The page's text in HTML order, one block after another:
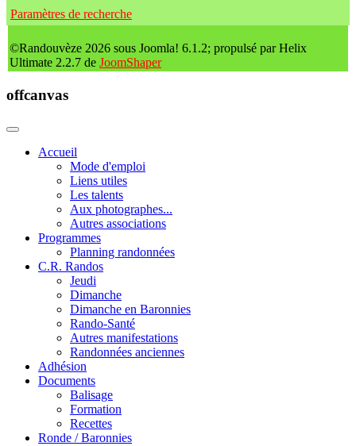
Paramètres de recherche
©Randouvèze 2026 sous Joomla! 6.1.2; propulsé par Helix
Ultimate 2.2.7 de JoomShaper
offcanvas
Accueil
Mode d'emploi
Liens utiles
Les talents
Aux photographes...
Autres associations
Programmes
Planning randonnées
C.R. Randos
Jeudi
Dimanche
Dimanche en Baronnies
Rando-Santé
Autres manifestations
Randonnées anciennes
Adhésion
Documents
Balisage
Formation
Recettes
Ronde / Baronnies